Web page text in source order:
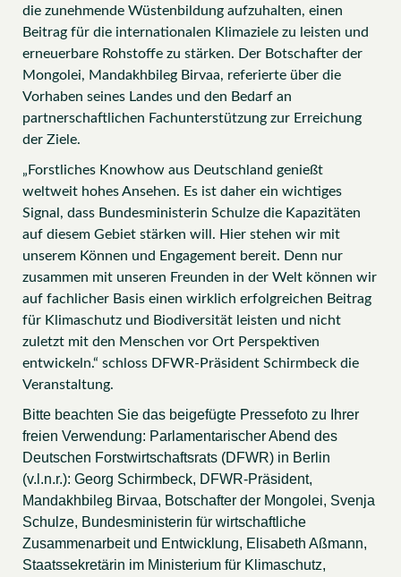
die zunehmende Wüstenbildung aufzuhalten, einen
Beitrag für die internationalen Klimaziele zu leisten und
erneuerbare Rohstoffe zu stärken. Der Botschafter der
Mongolei, Mandakhbileg Birvaa, referierte über die
Vorhaben seines Landes und den Bedarf an
partnerschaftlichen Fachunterstützung zur Erreichung
der Ziele.
„Forstliches Knowhow aus Deutschland genießt
weltweit hohes Ansehen. Es ist daher ein wichtiges
Signal, dass Bundesministerin Schulze die Kapazitäten
auf diesem Gebiet stärken will. Hier stehen wir mit
unserem Können und Engagement bereit. Denn nur
zusammen mit unseren Freunden in der Welt können wir
auf fachlicher Basis einen wirklich erfolgreichen Beitrag
für Klimaschutz und Biodiversität leisten und nicht
zuletzt mit den Menschen vor Ort Perspektiven
entwickeln.“ schloss DFWR-Präsident Schirmbeck die
Veranstaltung.
Bitte beachten Sie das beigefügte Pressefoto zu Ihrer
freien Verwendung: Parlamentarischer Abend des
Deutschen Forstwirtschaftsrats (DFWR) in Berlin
(v.l.n.r.): Georg Schirmbeck, DFWR-Präsident,
Mandakhbileg Birvaa, Botschafter der Mongolei, Svenja
Schulze, Bundesministerin für wirtschaftliche
Zusammenarbeit und Entwicklung, Elisabeth Aßmann,
Staatssekretärin im Ministerium für Klimaschutz,